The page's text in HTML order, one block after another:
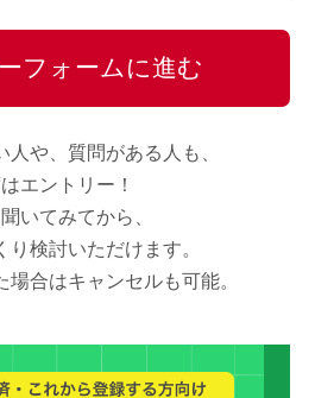
フォームに進む
人や、質問がある人も、
エントリー！
いてみてから、
り検討いただけます。
場合はキャンセルも可能。